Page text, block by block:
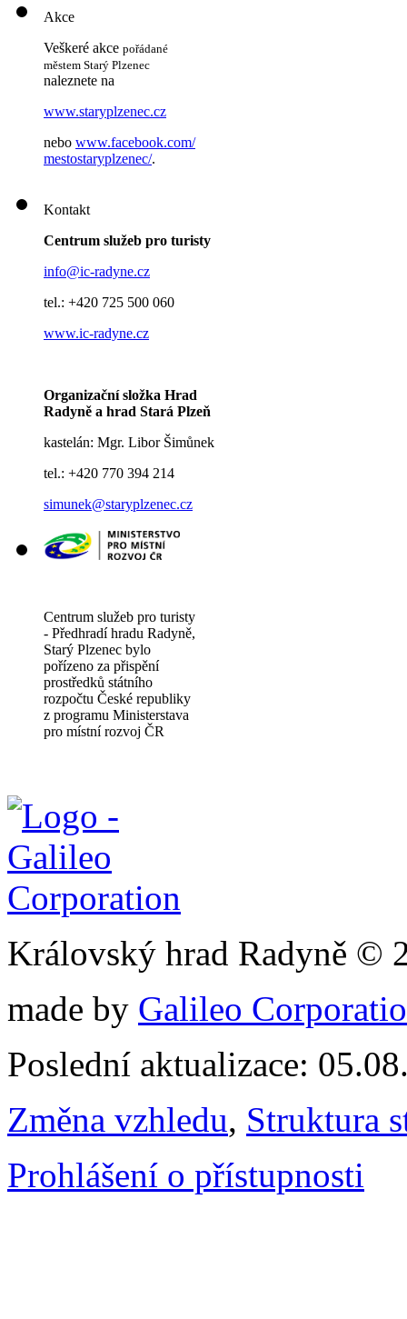
Akce
Veškeré akce pořádané
městem Starý Plzenec
naleznete na
www.staryplzenec.cz
nebo www.facebook.com/
mestostaryplzenec/.
Kontakt
Centrum služeb pro turisty
info@ic-radyne.cz
tel.: +420 725 500 060
www.ic-radyne.cz
Organizační složka Hrad
Radyně a hrad Stará Plzeň
kastelán: Mgr. Libor Šimůnek
tel.: +420 770 394 214
simunek@staryplzenec.cz
Centrum služeb pro turisty
- Předhradí hradu Radyně,
Starý Plzenec bylo
pořízeno za přispění
prostředků státního
rozpočtu České republiky
z programu Ministerstava
pro místní rozvoj ČR
Královský hrad Radyně ©
made by Galileo
Poslední aktualizace:
Změna vzhledu, Struktura
Prohlášení o přístupnosti